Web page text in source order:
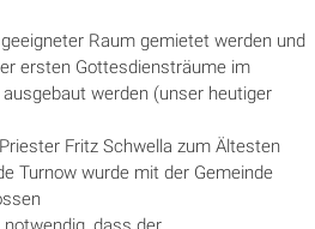
Raum gemietet werden und
ersten Gottesdiensträume im
werden (unser heutiger
Fritz Schwella zum Ältesten
Turnow wurde mit der Gemeinde